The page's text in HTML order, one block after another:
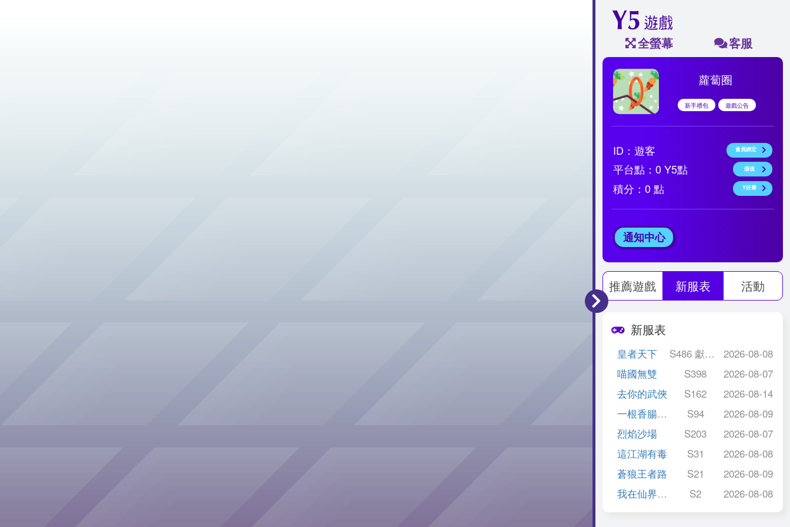
全螢幕 客服
蘿蔔圈
新手禮包 遊戲公告
ID：遊客 會員綁定
平台點：0Y5點 儲值
積分：0點 Y好康
通知中心
推薦遊戲 新服表 活動
新服表
皇者天下 S486 獻圖平蠻
2026-08-08
喵國無雙
S398
2026-08-07
去你的武俠
S162
2026-08-14
一根香腸走江湖
S94
2026-08-09
烈焰沙場
S203
2026-08-07
這江湖有毒
S31
2026-08-08
蒼狼王者路
S21
2026-08-09
我在仙界當大佬
S2 2026-08-08